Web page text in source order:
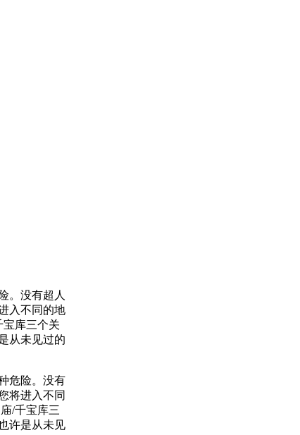
。没有超人
入不同的地
宝库三个关
从未见过的
危险。没有
将进入不同
/千宝库三
许是从未见